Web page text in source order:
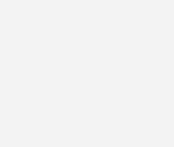
Müllheim
0008 0285 24